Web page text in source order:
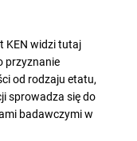
KEN widzi tutaj
przyznanie
od rodzaju etatu,
sprowadza się do
badawczymi w